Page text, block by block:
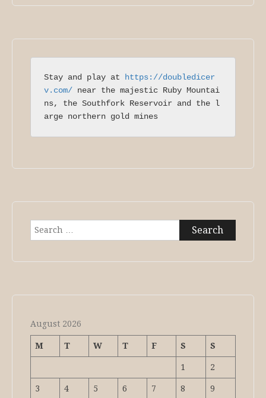
Stay and play at
https://doubledicer
v.com/ near the majestic Ruby Mountai
ns, the Southfork Reservoir and the l
arge northern gold mines
Search
August 2026
M T W T F S S
1 2
3 4 5 6 7 8 9